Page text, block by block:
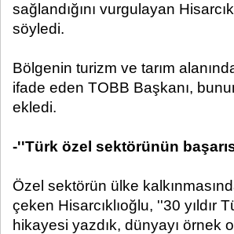
sağlandığını vurgulayan
söyledi.
Bölgenin turizm ve tarım
ifade eden TOBB Başkanı,
ekledi.
-''Türk özel sektörünün
Özel sektörün ülke
çeken Hisarcıklıoğlu, ''30 yıldır
hikayesi yazdık, dünyayı örnek